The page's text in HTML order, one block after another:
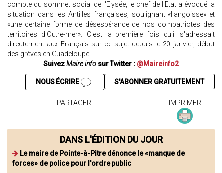
compte du sommet social de l'Elysée, le chef de l'Etat a évoqué la
situation dans les Antilles françaises, soulignant «l'angoisse» et
«une certaine forme de désespérance de nos compatriotes des
territoires d'Outre-mer». C'est la première fois qu'il s'adressait
directement aux Français sur ce sujet depuis le 20 janvier, début
des grèves en Guadeloupe.
SuivezMaire info sur Twitter : @Maireinfo2
S'ABONNER GRATUITEMENT
NOUS ÉCRIRE
PARTAGER IMPRIMER
DANS L'ÉDITION DU JOUR
Le maire de Pointe-à-Pitre dénonce le «manque de
forces» de police pour l'ordre public